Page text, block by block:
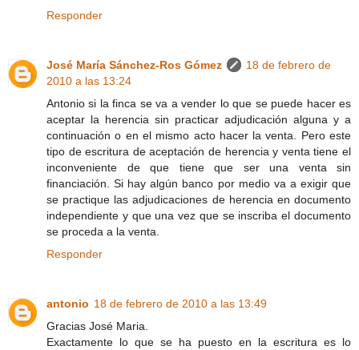
Responder
José María Sánchez-Ros Gómez
18 de febrero de
2010 a las 13:24
Antonio si la finca se va a vender lo que se puede hacer es
aceptar la herencia sin practicar adjudicación alguna y a
continuación o en el mismo acto hacer la venta. Pero este
tipo de escritura de aceptación de herencia y venta tiene el
inconveniente de que tiene que ser una venta sin
financiación. Si hay algún banco por medio va a exigir que
se practique las adjudicaciones de herencia en documento
independiente y que una vez que se inscriba el documento
se proceda a la venta.
Responder
antonio 18 de febrero de 2010 a las 13:49
Gracias José Maria.
Exactamente lo que se ha puesto en la escritura es lo